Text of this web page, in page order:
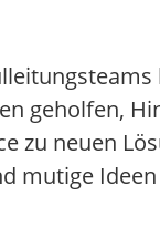
geholfen,
zu neuen
mutige Ideen